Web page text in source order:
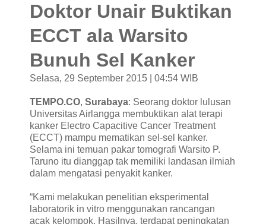
Doktor Unair Buktikan
ECCT ala Warsito
Bunuh Sel Kanker
Selasa, 29 September 2015 | 04:54 WIB
TEMPO.CO, Surabaya: Seorang doktor lulusan
Universitas Airlangga membuktikan alat terapi
kanker Electro Capacitive Cancer Treatment
(ECCT) mampu mematikan sel-sel kanker.
Selama ini temuan pakar tomografi Warsito P.
Taruno itu dianggap tak memiliki landasan ilmiah
dalam mengatasi penyakit kanker.
“Kami melakukan penelitian eksperimental
laboratorik in vitro menggunakan rancangan
acak kelompok. Hasilnya, terdapat peningkatan